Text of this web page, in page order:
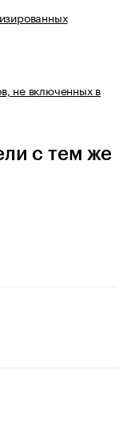
не включенных в
с тем же